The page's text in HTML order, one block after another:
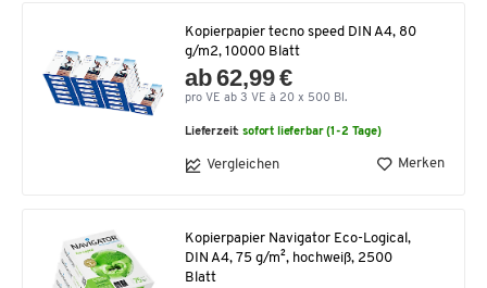
Kopierpapier tecno speed DIN A4, 80
g/m2, 10000 Blatt
ab 62,99 €
pro VE ab 3 VE à 20 x 500 Bl.
Lieferzeit:sofort lieferbar (1-2 Tage)
Vergleichen Merken
Kopierpapier Navigator Eco-Logical,
DIN A4, 75 g/m², hochweiß, 2500
Blatt